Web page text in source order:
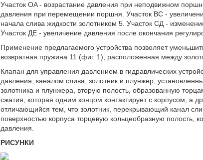
Участок OA - возрастание давления при неподвижном
давления при перемещении поршня. Участок ВС -
начала слива жидкости золотником 5. Участок СД -
Участок ДЕ - увеличение давления после окончания
Применение предлагаемого устройства позволяет
возвратная пружина 11 (фиг. 1), расположенная между
Клапан для управления давлением в гидравлических
давления, каналом слива, золотник и плунжер,
золотника и плунжера, вторую полость, образованную
сжатия, которая одним концом контактирует с корпусом, а
отличающийся тем, что золотник, перекрывающий канал
поверхностью корпуса торцевую кольцеобразную полость,
давления.
РИСУНКИ